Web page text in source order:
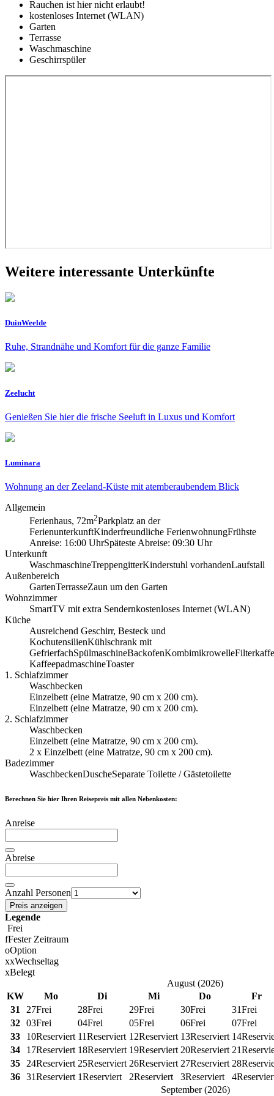
Rauchen ist hier nicht erlaubt!
kostenloses Internet (WLAN)
Garten
Terrasse
Waschmaschine
Geschirrspüler
Weitere interessante Unterkünfte
DuinWeelde
Ruhe, Strandnähe und Komfort für die ganze Familie
Zeelucht
Genießen Sie hier die frische Seeluft in Luxus und Komfort
Luminara
Wohnung an der Zeeland-Küste mit atemberaubendem Blick
Allgemein
Ferienhaus, 72m2Parkplatz an der
FerienunterkunftKinderfreundliche FerienwohnungFrühste
Anreise: 16:00 UhrSpäteste Abreise: 09:30 Uhr
Unterkunft
WaschmaschineTreppengitterKinderstuhl vorhandenLaufstall
Außenbereich
GartenTerrasseZaun um den Garten
Wohnzimmer
SmartTV mit extra Sendernkostenloses Internet (WLAN)
Küche
Ausreichend Geschirr, Besteck und
KochutensilienKühlschrank mit
GefrierfachSpülmaschineBackofenKombimikrowelle
KaffeepadmaschineToaster
1. Schlafzimmer
Waschbecken
Einzelbett (eine Ma­t­rat­ze, 90 cm x 200 cm).
Einzelbett (eine Ma­t­rat­ze, 90 cm x 200 cm).
2. Schlafzimmer
Waschbecken
Einzelbett (eine Ma­t­rat­ze, 90 cm x 200 cm).
2 x Einzelbett (eine Ma­t­rat­ze, 90 cm x 200 cm).
Badezimmer
WaschbeckenDuscheSeparate Toilette / Gästetoilette
Berechnen Sie hier Ihren Reisepreis mit allen Nebenkosten:
Anreise
Abreise
Anzahl Personen
Preis anzeigen
Legende
Frei
fFester Zeitraum
oOption
xxWechseltag
xBelegt
August(2026)
KW
Mo Di Mi Do
Fr
31 27Frei 28Frei 29Frei 30Frei 31Frei
32 03Frei 04Frei 05Frei 06Frei 07Frei
33
10Reserviert 11Reserviert 12Reserviert 13Reserviert 14
34
17Reserviert 18Reserviert 19Reserviert 20Reserviert 21
35 24Reserviert 25Reserviert 26Reserviert 27Reserviert 28
36 31Reserviert 1Reserviert 2Reserviert 3Reserviert 4
September(2026)